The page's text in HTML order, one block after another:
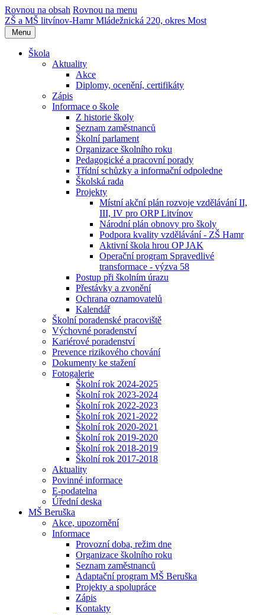
Rovnou na obsah Rovnou na menu
ZŠ a MŠ litvínov-HamrMládežnická 220, okres Most
Menu
Škola
Aktuality
Akce
Diplomy, ocenění, certifikáty
Zápis
Informace o škole
Z historie školy
Seznam zaměstnanců
Školní parlament
Organizace školního roku
Pedagogické a pracovní porady
Třídní schůzky a informační odpoledne
Školská rada
Projekty
Místní akční plán rozvoje vzdělávání II,
III, IV pro ORP Litvínov
Národní plán obnovy pro školy
Podpora kvality vzdělávání - ZŠ Hamr
Aktivní škola hrou OP JAK
Operační program Spravedlivé
transformace - výzva 58
Postup při školním úrazu
Přestávky a zvonění
Ochrana oznamovatelů
Kalendář
Školní poradenské pracoviště
Výchovné poradenství
Kariérové poradenství
Prevence rizikového chování
Dokumenty ke stažení
Fotogalerie
Školní rok 2024-2025
Školní rok 2023-2024
Školní rok 2022-2023
Školní rok 2021-2022
Školní rok 2020-2021
Školní rok 2019-2020
Školní rok 2018-2019
Školní rok 2017-2018
Aktuality
Povinné informace
E-podatelna
Úřední deska
MŠ Beruška
Akce, upozornění
Informace
Provozní doba, režim dne
Organizace školního roku
Seznam zaměstnanců
Adaptační program MŠ Beruška
Projekty a spolupráce
Zápis
Kontakty